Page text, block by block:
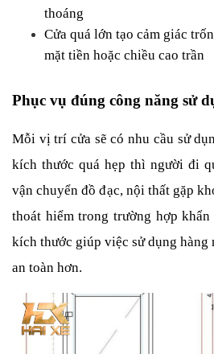
thoáng
Cửa quá lớn tạo cảm giác
mặt tiền hoặc chiều cao trần
Phục vụ đúng công năng sử
Mỗi vị trí cửa sẽ có nhu cầu sử
kích thước quá hẹp thì người đi
vận chuyển đồ đạc, nội thất gặp
thoát hiểm trong trường hợp
kích thước giúp việc sử dụng hàng
an toàn hơn.